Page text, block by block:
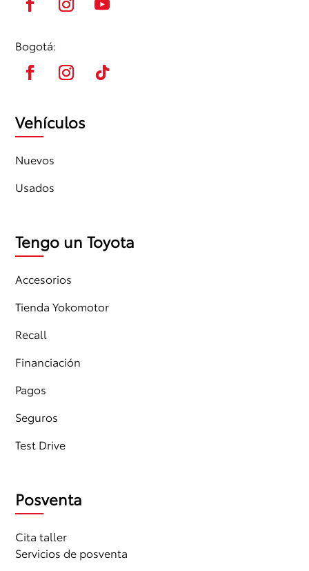
Bogotá:
Vehículos
Nuevos
Usados
Tengo un Toyota
Accesorios
Tienda Yokomotor
Recall
Financiación
Pagos
Seguros
Test Drive
Posventa
Cita taller
Servicios de posventa